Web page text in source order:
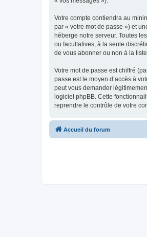
Votre compte contiendra au
par « votre mot de passe ») et
héberge notre serveur. Toutes
ou facultatives, à la seule
de vous abonner ou non à la
Votre mot de passe est chiffré
passe est le moyen d’accès à
peut vous demander
logiciel phpBB. Cette
reprendre le contrôle de votre
Accueil du forum